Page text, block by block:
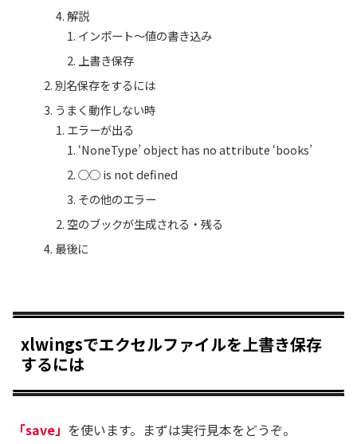
解説
インポート～値の書き込み
上書き保存
別名保存をするには
うまく動作しない時
エラーが出る
‘NoneType’ object has no attribute ‘books’
○○ is not defined
その他のエラー
空のブックが生成される・残る
最後に
xlwingsでエクセルファイルを上書き保存
するには
「save」 を使います。まずは実行見本をどうぞ。